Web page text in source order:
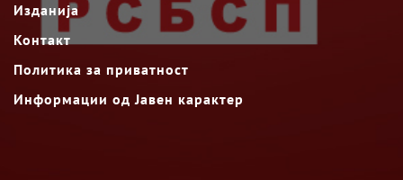
Изданија
Контакт
Политика за приватност
Информации од Јавен карактер